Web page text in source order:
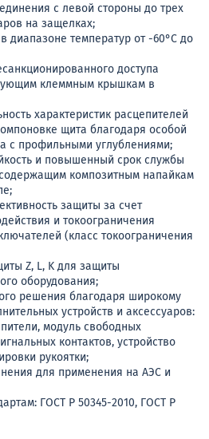
с левой стороны до трех
на защелках;
диапазоне температур от -60°C до
доступа
клеммным крышкам в
характеристик расцепителей
щита благодаря особой
с профильными углублениями;
и повышенный срок службы
композитным напайкам
защиты за счет
и токоограничения
(класс токоограничения
Z, L, K для защиты
оборудования;
решения благодаря широкому
устройств и аксессуаров:
модуль свободных
контактов, устройство
рукоятки;
для применения на АЭС и
ГОСТ Р 50345-2010, ГОСТ Р